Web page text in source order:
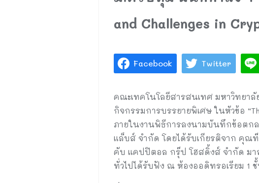
and Challenges in
Facebook Twitter
คณะเทคโนโลยีสารสนเทศ มหาวิทย
กิจกรรมการบรรยายพิเศษ ในหัวข้อ
ภายในงานพิธีการลงนามบันทึกข้อตกล
แล็บส์ จำกัด โดยได้รับเกียรติจาก คุณ
คับ แคปปิตอล กรุ๊ป โฮสดิ้งส์ จำกัด ม
ทั่วไปได้รับฟัง ณ ห้องออดิทรอเรียม 1